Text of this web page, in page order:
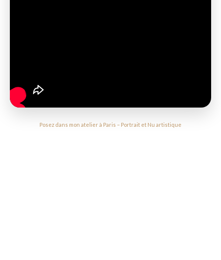
Posez dans mon atelier à Paris – Portrait et Nu artistique